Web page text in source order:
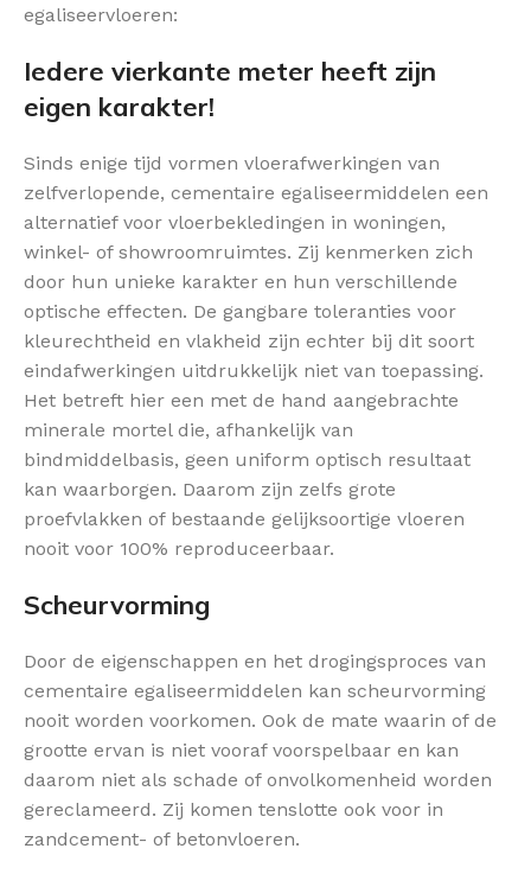
egaliseervloeren:
Iedere vierkante meter heeft zijn
eigen karakter!
Sinds enige tijd vormen vloerafwerkingen van
zelfverlopende, cementaire egaliseermiddelen een
alternatief voor vloerbekledingen in woningen,
winkel- of showroomruimtes. Zij kenmerken zich
door hun unieke karakter en hun verschillende
optische effecten. De gangbare toleranties voor
kleurechtheid en vlakheid zijn echter bij dit soort
eindafwerkingen uitdrukkelijk niet van toepassing.
Het betreft hier een met de hand aangebrachte
minerale mortel die, afhankelijk van
bindmiddelbasis, geen uniform optisch resultaat
kan waarborgen. Daarom zijn zelfs grote
proefvlakken of bestaande gelijksoortige vloeren
nooit voor 100% reproduceerbaar.
Scheurvorming
Door de eigenschappen en het drogingsproces van
cementaire egaliseermiddelen kan scheurvorming
nooit worden voorkomen. Ook de mate waarin of de
grootte ervan is niet vooraf voorspelbaar en kan
daarom niet als schade of onvolkomenheid worden
gereclameerd. Zij komen tenslotte ook voor in
zandcement- of betonvloeren.